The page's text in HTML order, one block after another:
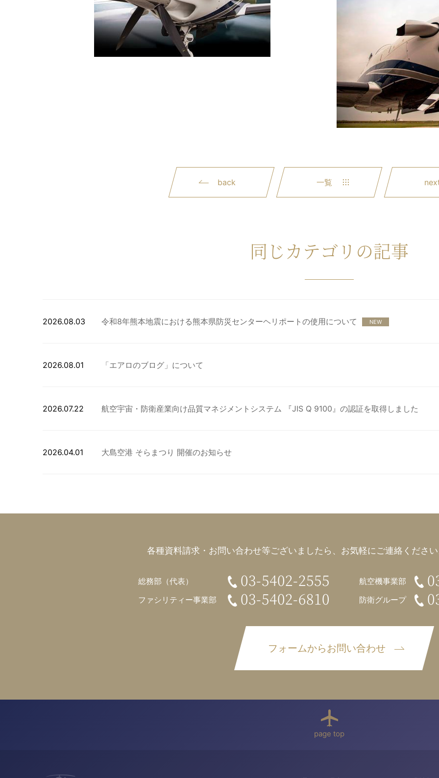
back 一覧
同じカテゴリの記事
2026.08.03 令和8年熊本地震における熊本県防災センターヘリポートの使用について NEW
2026.08.01 「エアロのブログ」について
2026.07.22 航空宇宙・防衛産業向け品質マネジメントシステム 『JIS Q 9100』の認証を取得しました
2026.04.01 大島空港 そらまつり 開催のお知らせ
各種資料請求・お問い合わせ等ございましたら、 お気軽にご連絡くださ
フォームからお問い合わせ
総務部（代表） 03-5402-2555
ファシリティー事業部 03-5402-6810
航空機事業部
防衛グループ
page top